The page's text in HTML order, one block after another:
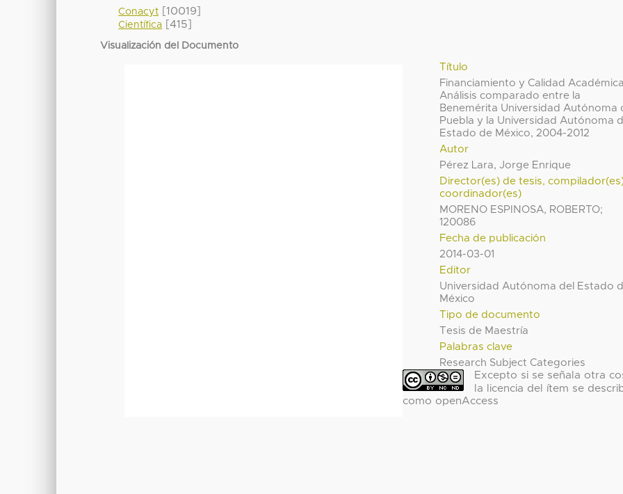
Conacyt [10019]
Científica [415]
Visualización del Documento
Título
Financiamiento y Calidad
Análisis comparado entre la
Benemérita Universidad Autónoma
Puebla y la Universidad Autónoma
Estado de México, 2004-2012
Autor
Pérez Lara, Jorge Enrique
Director(es) de tesis,
coordinador(es)
MORENO ESPINOSA, ROBERTO;
120086
Fecha de publicación
2014-03-01
Editor
Universidad Autónoma del Estado
México
Tipo de documento
Tesis de Maestría
Palabras clave
Research Subject Categories
Excepto si se señala otra
la licencia del ítem se
como openAccess